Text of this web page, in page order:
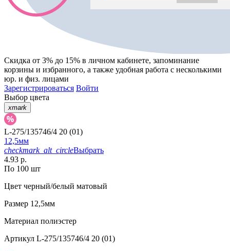
Скидка от 3% до 15% в личном кабинете, запоминание
корзины и избранного, а также удобная работа с несколькими
юр. и физ. лицами
Зарегистрироваться Войти
Выбор цвета
xmark
L-275/135746/4 20 (01)
12,5мм
checkmark_alt_circleВыбрать
4.93 р.
По 100 шт
Цвет черный/белый матовый
Размер 12,5мм
Материал полиэстер
Артикул L-275/135746/4 20 (01)